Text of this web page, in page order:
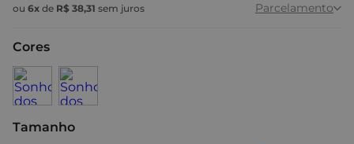
ou 6x de R$ 38,31 sem juros Parcelamento
Cores
Tamanho